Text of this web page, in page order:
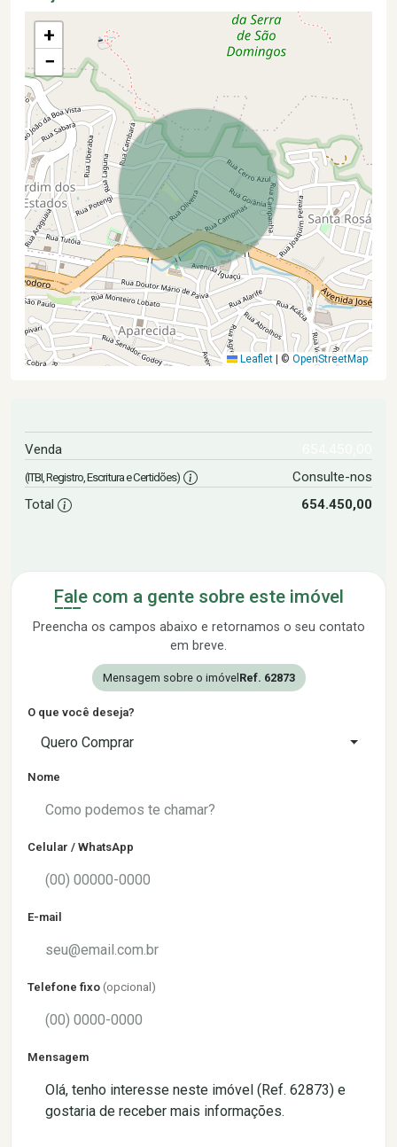
+
−
Leaflet © OpenStreetMap
Venda
(ITBI, Registro, Escritura e Certidões)
Consulte-nos
Total
654.450,00
Fale com a gente sobre este imóvel
Preencha os campos abaixo e retornamos o seu contato
em breve.
Mensagem sobre o imóvel Ref. 62873
O que você deseja?
Quero Comprar
Nome
Celular / WhatsApp
E-mail
Telefone fixo (opcional)
Mensagem